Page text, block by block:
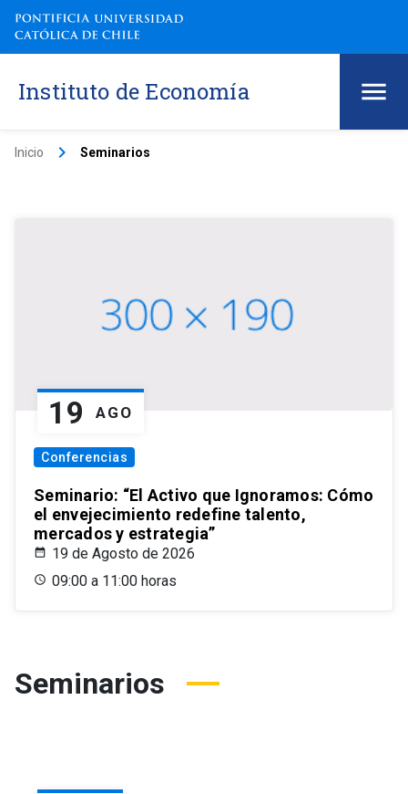
Instituto de Economía
Inicio keyboard_arrow_right Seminarios
19 AGO
Conferencias
Seminario: “El Activo que Ignoramos: Cómo
el envejecimiento redefine talento,
mercados y estrategia”
19 de Agosto de 2026
09:00 a 11:00 horas
Seminarios